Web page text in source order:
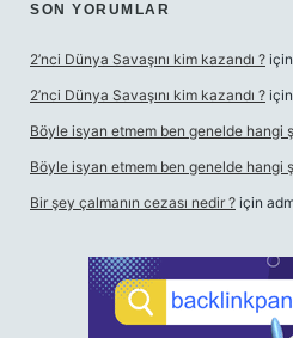
SON YORUMLAR
2’nci Dünya Savaşını kim kazandı ? için
2’nci Dünya Savaşını kim kazandı ? için
Böyle isyan etmem ben genelde hangi
Böyle isyan etmem ben genelde hangi
Bir şey çalmanın cezası nedir ? için